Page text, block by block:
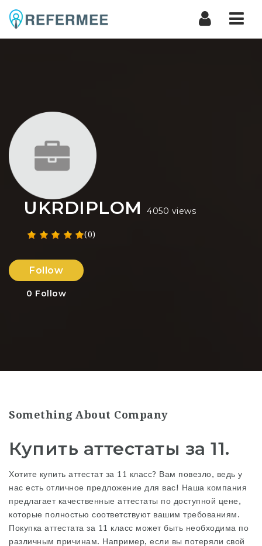
UKRDIPLOM 4050 views
(0)
Follow
0 Follow
Something About Company
Купить аттестаты за 11.
Хотите купить аттестат за 11 класс? Вам повезло, ведь у
нас есть отличное предложение для вас! Наша компания
предлагает качественные аттестаты по доступной цене,
которые полностью соответствуют вашим требованиям.
Покупка аттестата за 11 класс может быть необходима по
различным причинам. Например, если вы потеряли свой